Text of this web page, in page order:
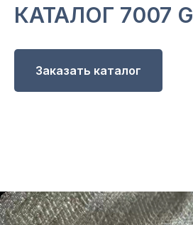
КАТАЛОГ 7007
Заказать каталог